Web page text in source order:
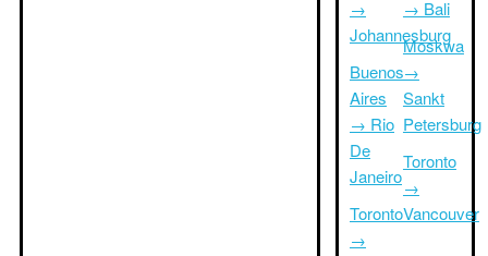
→
Johannesburg
Buenos
Aires
→ Rio
De
Janeiro
Toronto
→
→ Bali
Moskwa
→
Sankt
Petersburg
Toronto
→
Vancouver